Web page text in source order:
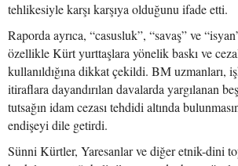
tehlikesiyle karşı karşıya olduğunu ifade etti.
Raporda ayrıca, “casusluk”, “savaş” ve
özellikle Kürt yurttaşlara yönelik baskı ve
kullanıldığına dikkat çekildi. BM uzmanları,
itiraflara dayandırılan davalarda yargılanan
tutsağın idam cezası tehdidi altında
endişeyi dile getirdi.
Sünni Kürtler, Yaresanlar ve diğer etnik-dini